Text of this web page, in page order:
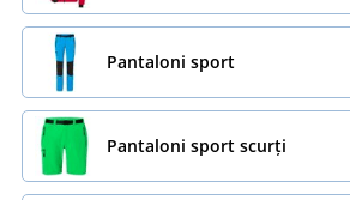
Pantaloni sport
Pantaloni sport scurți